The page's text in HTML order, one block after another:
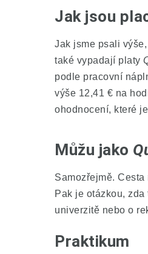
Jak jsou
Jak jsme psali
také vypadají platy
podle pracovní
výše 12,41 € na
ohodnocení, které
Můžu jako
Samozřejmě.
Pak je otázkou,
univerzitě nebo o
Praktikum